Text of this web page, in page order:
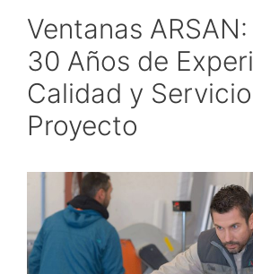
Ventanas
30 Años de
Calidad y
Proyecto